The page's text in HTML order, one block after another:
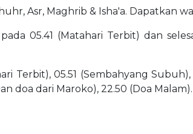
Asr, Maghrib & Isha'a. Dapatkan
05.41 (Matahari Terbit) dan
05.51 (Sembahyang Subuh),
doa dari Maroko), 22.50 (Doa Malam).